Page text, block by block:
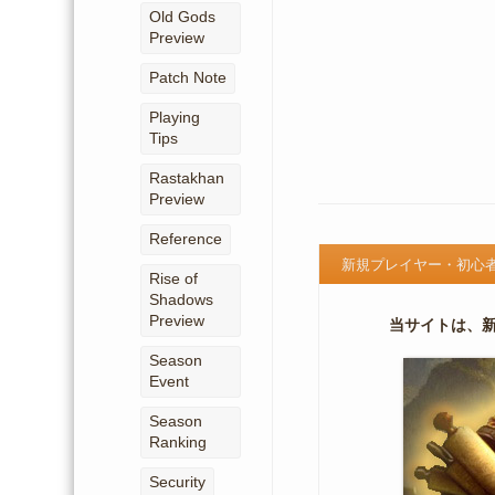
新規プレイヤー・初心
当サイトは、
Old Gods
Preview
Patch Note
Playing
Tips
Rastakhan
Preview
Reference
Rise of
Shadows
Preview
Season
Event
Season
Ranking
Security